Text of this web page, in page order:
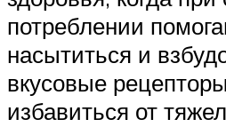
потреблении
насытиться и
вкусовые
избавиться от